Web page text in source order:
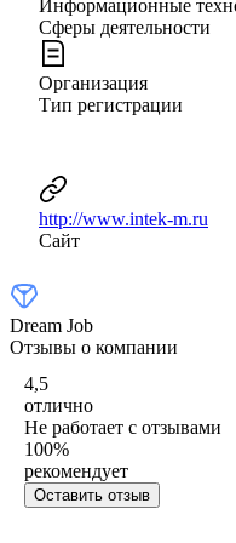
Информационные
Сферы деятельности
Организация
Тип регистрации
http://www.intek-m.ru
Сайт
Dream Job
Отзывы о компании
4,5
отлично
Не работает с отзывами
100%
рекомендует
Оставить отзыв